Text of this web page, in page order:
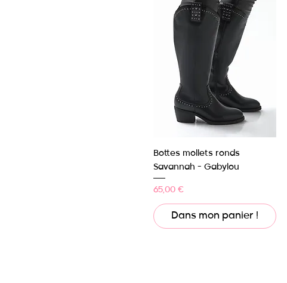
Aperçu rapide
Bottes mollets ronds
Savannah - Gabylou
Prix
65,00 €
Dans mon panier !